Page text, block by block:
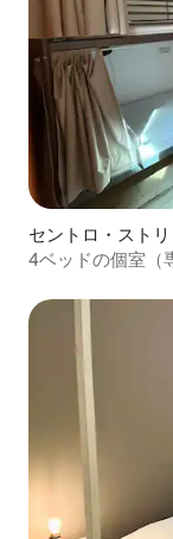
セントロ・スト
4ベッドの個室（